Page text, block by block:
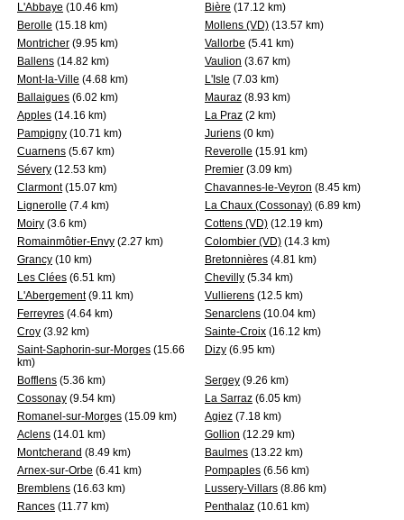
L'Abbaye (10.46 km) Bière (17.12 km)
Berolle (15.18 km) Mollens (VD) (13.57 km)
Montricher (9.95 km) Vallorbe (5.41 km)
Ballens (14.82 km) Vaulion (3.67 km)
Mont-la-Ville (4.68 km) L'Isle (7.03 km)
Ballaigues (6.02 km) Mauraz (8.93 km)
Apples (14.16 km) La Praz (2 km)
Pampigny (10.71 km) Juriens (0 km)
Cuarnens (5.67 km) Reverolle (15.91 km)
Sévery (12.53 km) Premier (3.09 km)
Clarmont(15.07 km) Chavannes-le-Veyron (8.45 km)
Lignerolle (7.4 km) La Chaux (Cossonay) (6.89 km)
Moiry (3.6 km) Cottens (VD) (12.19 km)
Romainmôtier-Envy (2.27 km) Colombier (VD) (14.3 km)
Grancy (10 km) Bretonnières (4.81 km)
Les Clées (6.51 km) Chevilly (5.34 km)
L'Abergement(9.11 km) Vullierens (12.5 km)
Ferreyres (4.64 km) Senarclens (10.04 km)
Croy (3.92 km) Sainte-Croix (16.12 km)
Saint-Saphorin-sur-Morges (15.66
km)
Dizy (6.95 km)
Bofflens (5.36 km) Sergey (9.26 km)
Cossonay (9.54 km) La Sarraz (6.05 km)
Romanel-sur-Morges (15.09 km) Agiez (7.18 km)
Aclens (14.01 km) Gollion (12.29 km)
Montcherand (8.49 km) Baulmes (13.22 km)
Arnex-sur-Orbe (6.41 km) Pompaples (6.56 km)
Bremblens (16.63 km) Lussery-Villars (8.86 km)
Rances (11.77 km) Penthalaz (10.61 km)